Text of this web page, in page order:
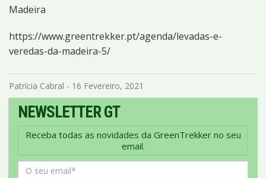
Madeira
https://www.greentrekker.pt/agenda/levadas-e-
veredas-da-madeira-5/
Patrícia Cabral - 16 Fevereiro, 2021
NEWSLETTER GT
Receba todas as novidades da GreenTrekker no seu
email.